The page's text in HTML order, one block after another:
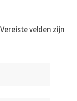
Vereiste velden zijn